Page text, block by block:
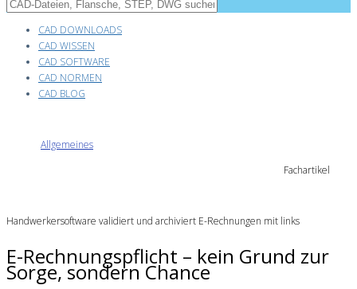
CAD DOWNLOADS
CAD WISSEN
CAD SOFTWARE
CAD NORMEN
CAD BLOG
Allgemeines
Fachartikel
Handwerkersoftware validiert und archiviert E-Rechnungen mit links
E-Rechnungspflicht – kein Grund zur
Sorge, sondern Chance